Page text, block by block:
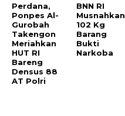
Perdana,
Ponpes Al-
Gurobah
Takengon
Meriahkan
HUT RI
Bareng
Densus 88
AT Polri
BNN RI
Musnahkan
102 Kg
Barang
Bukti
Narkoba